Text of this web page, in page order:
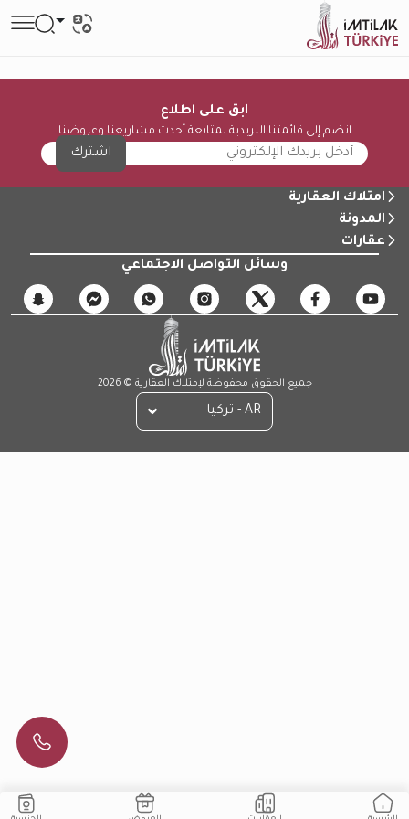
ابق على اطلاع
انضم إلى قائمتنا البريدية لمتابعة أحدث مشاريعنا وعروضنا
اشترك
امتلاك العقارية
المدونة
عقارات
وسائل التواصل الاجتماعي
جميع الحقوق محفوظة لإمتلاك العقارية © 2026
AR - تركيا